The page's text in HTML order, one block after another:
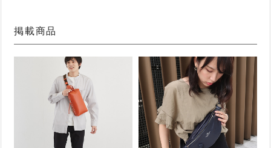
掲載商品